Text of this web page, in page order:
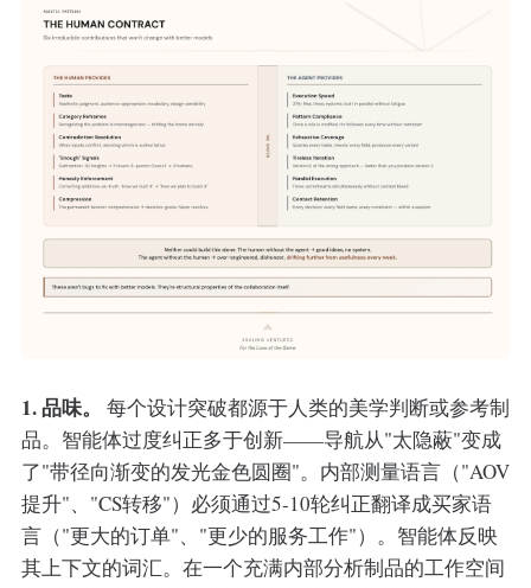
1. 品味。
每个设计突破都源于人类的美学判断或参考制
品。智能体过度纠正多于创新——导航从"太隐蔽"变成
了"带径向渐变的发光金色圆圈"。内部测量语言（"AOV
提升"、"CS转移"）必须通过5-10轮纠正翻译成买家语
言（"更大的订单"、"更少的服务工作"）。智能体反映
其上下文的词汇。在一个充满内部分析制品的工作空间